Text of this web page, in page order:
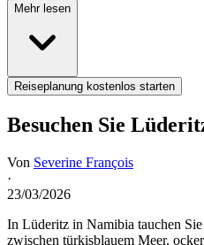
Mehr lesen
Reiseplanung kostenlos starten
Besuchen Sie
Von Severine François
·
23/03/2026
In Lüderitz in Namibia tauchen
zwischen türkisblauem Meer,